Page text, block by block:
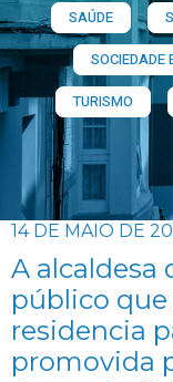
SAÚDE
SOCIEDADE
TURISMO
14 DE MAIO DE
A alcaldesa
público que
residencia
promovida